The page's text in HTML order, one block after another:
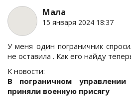
Мала
15 января 2024 18:37
У меня один пограничник
не оставила . Как его найду
К новости:
В пограничном
приняли военную присягу